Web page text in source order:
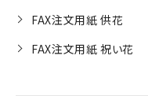
FAX注文用紙 供花
FAX注文用紙 祝い花